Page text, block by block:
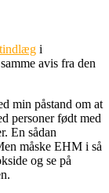
i
avis fra den
min påstand om at
personer født med
En sådan
måske EHM i så
og se på